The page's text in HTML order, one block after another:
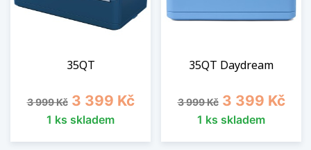
35QT
Běžná cena
3 999 Kč Cena
3 399 Kč
1 ks skladem
35QT Daydream
Běžná cena
3 999 Kč Cena
3 399 Kč
1 ks skladem